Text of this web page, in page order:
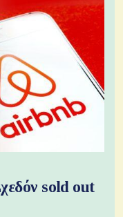
sold out